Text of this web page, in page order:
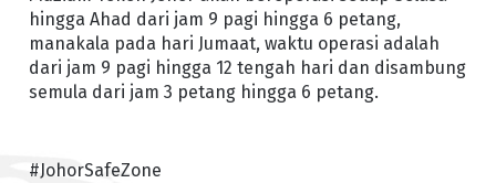
hingga Ahad dari jam 9 pagi hingga 6 petang,
manakala pada hari Jumaat, waktu operasi adalah
dari jam 9 pagi hingga 12 tengah hari dan disambung
semula dari jam 3 petang hingga 6 petang.
#JohorSafeZone